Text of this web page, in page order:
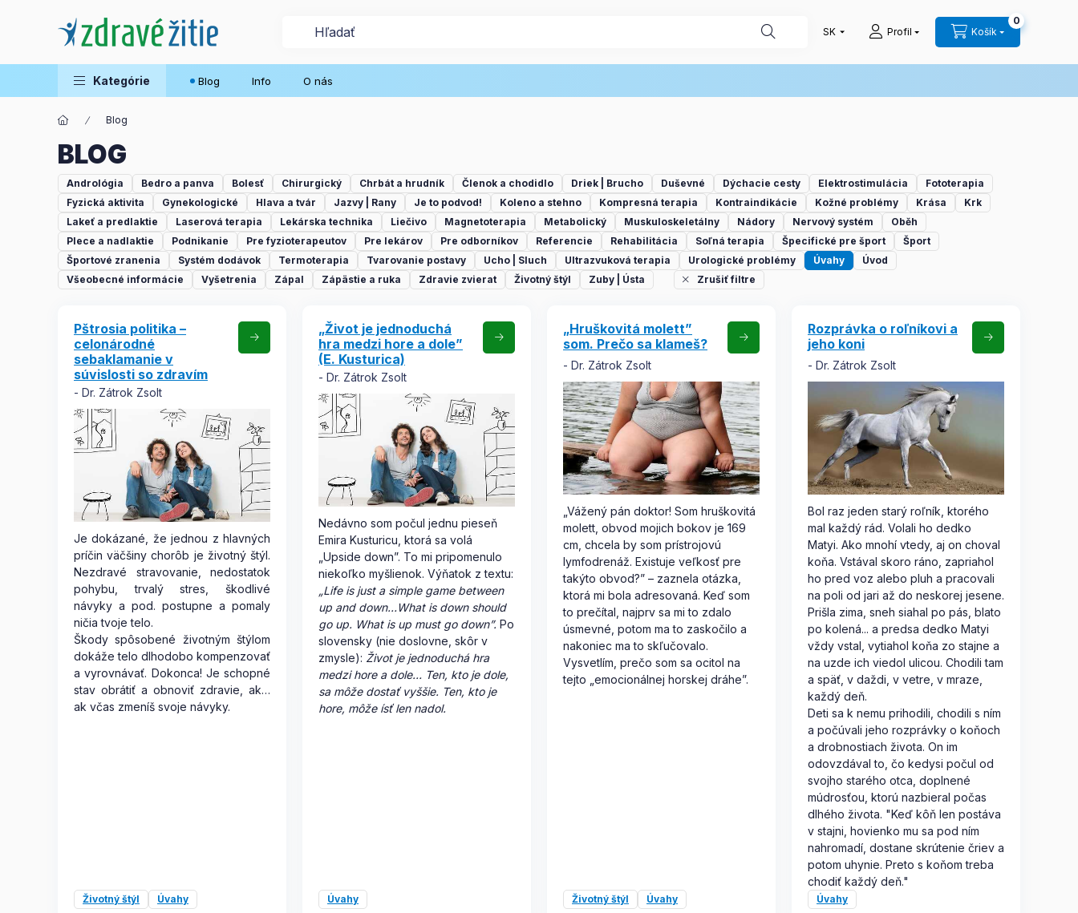
Profil Košík
0
Kategórie Blog Info O nás
Blog
BLOG
Andrológia Bedro a panva Bolesť Chirurgický Chrbát a hrudník Členok a chodidlo Driek | Brucho Duševné Dýchacie cesty Elektrostimulácia
Fototerapia
Fyzická aktivita
Gynekologické Hlava a tvár Jazvy | Rany Je to podvod! Koleno a stehno Kompresná terapia Kontraindikácie Kožné problémy Krása
Krk
Lakeť a predlaktie
Laserová terapia Lekárska technika Liečivo Magnetoterapia Metabolický Muskuloskeletálny Nádory Nervový systém
Oběh
Plece a nadlaktie
Podnikanie Pre fyzioterapeutov Pre lekárov Pre odborníkov Referencie Rehabilitácia Soľná terapia Špecifické pre šport
Šport
Športové zranenia
Systém dodávok Termoterapia Tvarovanie postavy Ucho | Sluch Ultrazvuková terapia Urologické problémy Úvahy
Úvod
Všeobecné informácie
Vyšetrenia Zápal Zápästie a ruka Zdravie zvierat Životný štýl Zuby | Ústa Zrušiť filtre
Pštrosia politika –
celonárodné
sebaklamanie v
súvislosti so zdravím
Dr. Zátrok Zsolt
Je dokázané, že jednou z hlavných
príčin väčšiny chorôb je životný štýl.
Nezdravé stravovanie, nedostatok
pohybu, trvalý stres, škodlivé
návyky a pod. postupne a pomaly
ničia tvoje telo.
Škody spôsobené životným štýlom
dokáže telo dlhodobo kompenzovať
a vyrovnávať. Dokonca! Je schopné
stav obrátiť a obnoviť zdravie, ak…
ak včas zmeníš svoje návyky.
Životný štýl Úvahy
„Život je jednoduchá
hra medzi hore a dole”
(E. Kusturica)
Dr. Zátrok Zsolt
Nedávno som počul jednu pieseň
Emira Kusturicu, ktorá sa volá
„Upside down”. To mi pripomenulo
niekoľko myšlienok. Výňatok z textu:
„Life is just a simple game between
up and down…What is down should
go up. What is up must go down”. Po
slovensky (nie doslovne, skôr v
zmysle): Život je jednoduchá hra
medzi hore a dole… Ten, kto je dole,
sa môže dostať vyššie. Ten, kto je
hore, môže ísť len nadol.
Úvahy
„Hruškovitá molett”
som. Prečo sa klameš?
Dr. Zátrok Zsolt
„Vážený pán doktor! Som hruškovitá
molett, obvod mojich bokov je 169
cm, chcela by som prístrojovú
lymfodrenáž. Existuje veľkosť pre
takýto obvod?” – zaznela otázka,
ktorá mi bola adresovaná. Keď som
to prečítal, najprv sa mi to zdalo
úsmevné, potom ma to zaskočilo a
nakoniec ma to skľučovalo.
Vysvetlím, prečo som sa ocitol na
tejto „emocionálnej horskej dráhe”.
Životný štýl Úvahy
Rozprávka o roľníkovi a
jeho koni
Dr. Zátrok Zsolt
Bol raz jeden starý roľník, ktorého
mal každý rád. Volali ho dedko
Matyi. Ako mnohí vtedy, aj on choval
koňa. Vstával skoro ráno, zapriahol
ho pred voz alebo pluh a pracovali
na poli od jari až do neskorej jesene.
Prišla zima, sneh siahal po pás, blato
po kolená... a predsa dedko Matyi
vždy vstal, vytiahol koňa zo stajne a
na uzde ich viedol ulicou. Chodili tam
a späť, v daždi, v vetre, v mraze,
každý deň.
Deti sa k nemu prihodili, chodili s ním
a počúvali jeho rozprávky o koňoch
a drobnostiach života. On im
odovzdával to, čo kedysi počul od
svojho starého otca, doplnené
múdrosťou, ktorú nazbieral počas
dlhého života. "Keď kôň len postáva
v stajni, hovienko mu sa pod ním
nahromadí, dostane skrútenie čriev a
potom uhynie. Preto s koňom treba
chodiť každý deň."
Úvahy